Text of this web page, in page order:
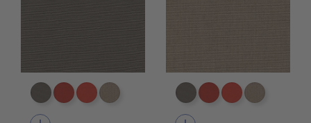
PR0790 MOONROCK
PR0620 JOCKET RED
PR0510 ROUGE
PR0760 HEATHER BEIGEPR0790 MOONROCK
PR0620 JOCKET
PR0510PR0760